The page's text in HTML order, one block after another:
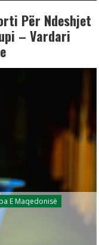
Për Ndeshjet
– Vardari
E Maqedonisë